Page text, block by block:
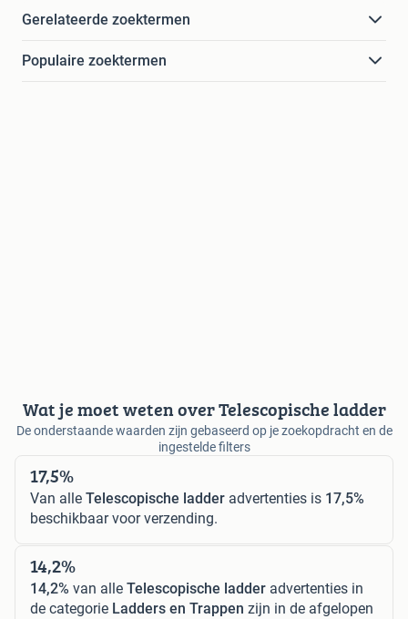
Gerelateerde zoektermen
Populaire zoektermen
Wat je moet weten over Telescopische ladder
De onderstaande waarden zijn gebaseerd op je zoekopdracht en de
ingestelde filters
17,5%
Van alle Telescopische ladder advertenties is 17,5%
beschikbaar voor verzending.
14,2%
14,2% van alle Telescopische ladder advertenties in
de categorie Ladders en Trappen zijn in de afgelopen